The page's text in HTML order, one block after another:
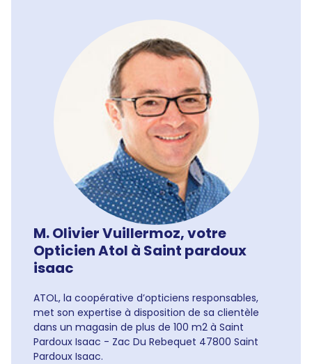
M. Olivier Vuillermoz, votre
Opticien Atol à Saint pardoux
isaac
ATOL, la coopérative d’opticiens responsables,
met son expertise à disposition de sa clientèle
dans un magasin de plus de 100 m2 à Saint
Pardoux Isaac - Zac Du Rebequet 47800 Saint
Pardoux Isaac.